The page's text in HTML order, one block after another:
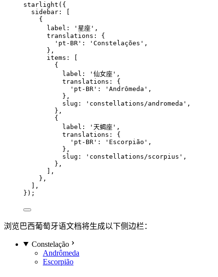
starlight ({
sidebar: [
{
label:
' 星座 ' ,
translations: {
' pt-BR ' : ' Constelações ' ,
},
items: [
{
label:
' 仙女座 ' ,
translations: {
' pt-BR ' : ' Andrômeda ' ,
},
slug:
' constellations/andromeda ' ,
},
{
label:
' 天蝎座 ' ,
translations: {
' pt-BR ' : ' Escorpião ' ,
},
slug:
' constellations/scorpius ' ,
},
],
},
],
});
浏览巴西葡萄牙语文档将生成以下侧边栏：
Constelação
Andrômeda
Escorpião